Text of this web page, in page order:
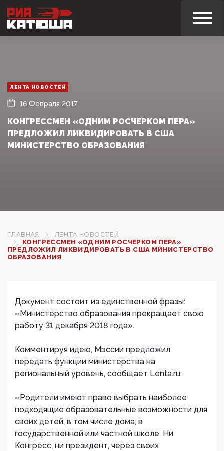
ЛЕНТА НОВОСТЕЙ
16 Февраля 2017
КОНГРЕССМЕН «ОДНИМ РОСЧЕРКОМ ПЕРА»
ПРЕДЛОЖИЛ ЛИКВИДИРОВАТЬ В США
МИНИСТЕРСТВО ОБРАЗОВАНИЯ
ГЛАВНАЯ
ЛЕНТА НОВОСТЕЙ
КОНГРЕССМЕН «ОДНИМ РОСЧЕРКОМ ПЕРА»
ПРЕДЛОЖИЛ ЛИКВИДИРОВАТЬ В США МИНИСТЕРСТВО
ОБРАЗОВАНИЯ
Документ состоит из единственной фразы:
«Министерство образования прекращает свою
работу 31 декабря 2018 года».
Комментируя идею, Мэссии предложил
передать функции министерства на
региональный уровень, сообщает Lenta.ru.
«Родители имеют право выбрать наиболее
подходящие образовательные возможности для
своих детей, в том числе дома, в
государственной или частной школе. Ни
Конгресс, ни президент, через своих